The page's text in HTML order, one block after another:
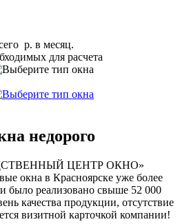
р. в месяц.
для расчета
недорого
ЦЕНТР ОКНО»
окна в Красноярске уже более
было реализовано свыше 52 000
качества продукции, отсутствие
визитной карточкой компании!